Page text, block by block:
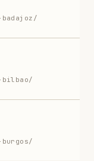
badajoz/
bilbao/